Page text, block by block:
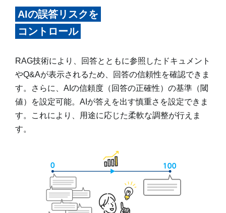
AIの誤答リスクを
コントロール
RAG技術により、回答とともに参照したドキュメント
やQ&Aが表示されるため、回答の信頼性を確認できま
す。さらに、AIの信頼度（回答の正確性）の基準（閾
値）を設定可能。AIが答えを出す慎重さを設定できま
す。これにより、用途に応じた柔軟な調整が行えま
す。